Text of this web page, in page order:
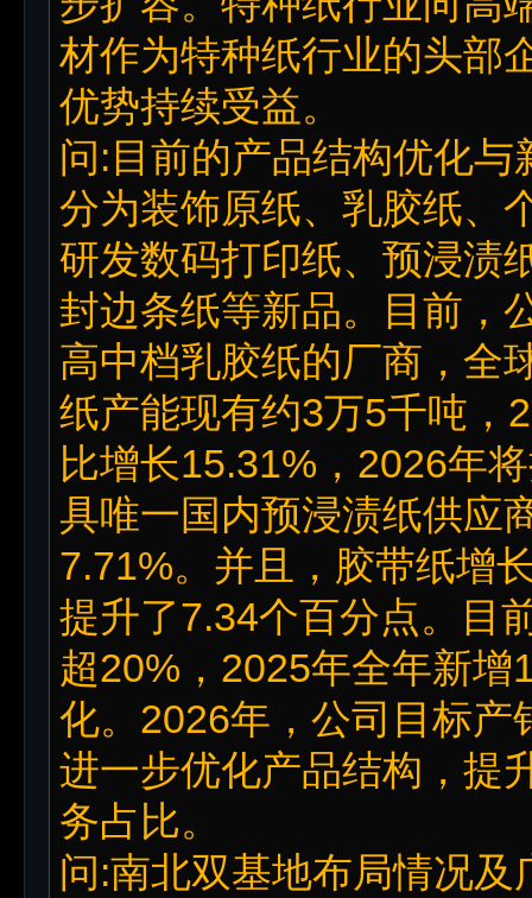
材作为特种纸行业的头部
优势持续受益。
问:目前的产品结构优化
分为装饰原纸、乳胶纸、
研发数码打印纸、预浸渍
封边条纸等新品。目前，
高中档乳胶纸的厂商，全
纸产能现有约3万5千吨，
比增长15.31%，2026年
具唯一国内预浸渍纸供应
7.71%。并且，胶带纸增
提升了7.34个百分点。目
超20%，2025年全年新
化。2026年，公司目标产
进一步优化产品结构，提
务占比。
问:南北双基地布局情况